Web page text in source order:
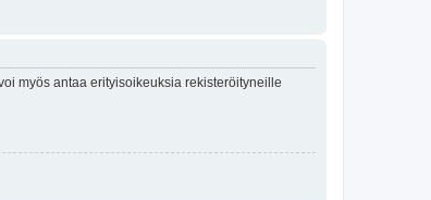
myös antaa erityisoikeuksia rekisteröityneille